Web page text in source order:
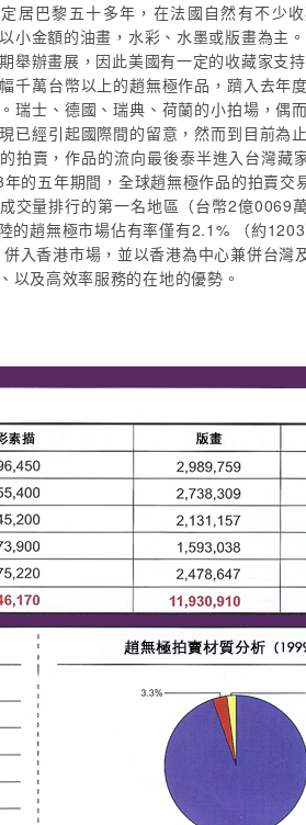
居巴黎五十多年，在法國自然有不少
小金額的油畫，水彩、水墨或版畫為主
舉辦畫展，因此美國有一定的收藏家支
千萬台幣以上的趙無極作品，躋入去年
瑞士、德國、瑞典、荷蘭的小拍場，偶
已經引起國際間的留意，然而到目前為
拍賣，作品的流向最後泰半進入台灣
的五年期間，全球趙無極作品的拍賣
交量排行的第一名地區（台幣2億0069
趙無極市場佔有率僅有2.1% （約
入香港市場，並以香港為中心兼併台
以及高效率服務的在地的優勢。